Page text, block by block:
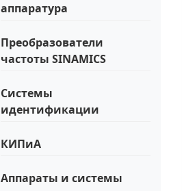
аппаратура
Преобразователи
частоты SINAMICS
Системы
идентификации
КИПиА
Аппараты и системы